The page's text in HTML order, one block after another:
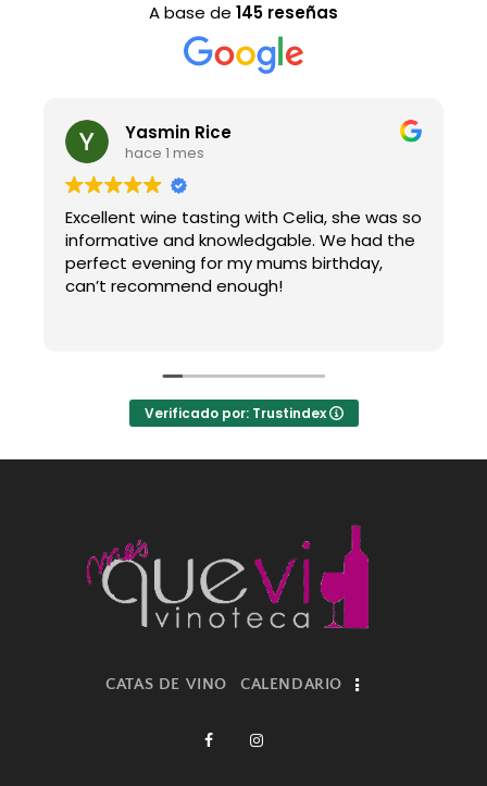
A base de 145 reseñas
Yasmin Rice
hace 1 mes
Excellent wine tasting with Celia, she was so
informative and knowledgable. We had the
perfect evening for my mums birthday,
can’t recommend enough!
Verificado por: Trustindex
CATAS DE VINO CALENDARIO